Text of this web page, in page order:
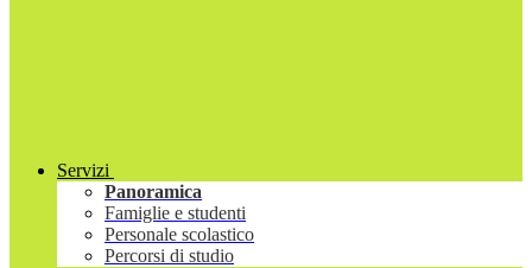
Servizi
Panoramica
Famiglie e studenti
Personale scolastico
Percorsi di studio